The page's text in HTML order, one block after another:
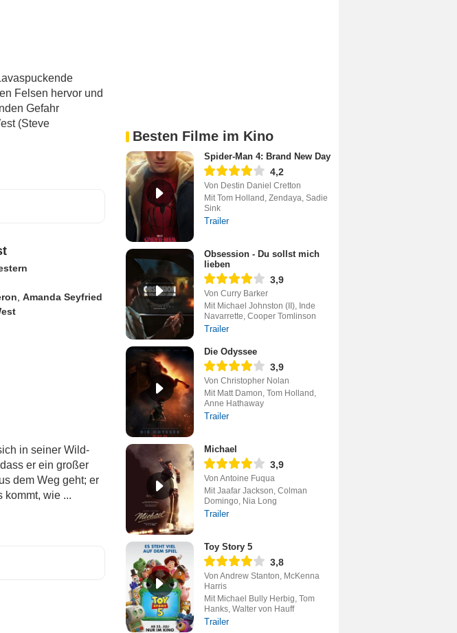
Felsen hervor und
Gefahr
(Steve
Amanda Seyfried
in seiner Wild-
er ein großer
dem Weg geht; er
kommt, wie ...
Besten Filme im Kino
Spider-Man 4: Brand New Day
4,2
Von Destin Daniel Cretton
Mit Tom Holland, Zendaya, Sadie
Sink
Trailer
Obsession - Du sollst mich
lieben
3,9
Von Curry Barker
Mit Michael Johnston (II), Inde
Navarrette, Cooper Tomlinson
Trailer
Die Odyssee
3,9
Von Christopher Nolan
Mit Matt Damon, Tom Holland,
Anne Hathaway
Trailer
Michael
3,9
Von Antoine Fuqua
Mit Jaafar Jackson, Colman
Domingo, Nia Long
Trailer
Toy Story 5
3,8
Von Andrew Stanton, McKenna
Harris
Mit Michael Bully Herbig, Tom
Hanks, Walter von Hauff
Trailer